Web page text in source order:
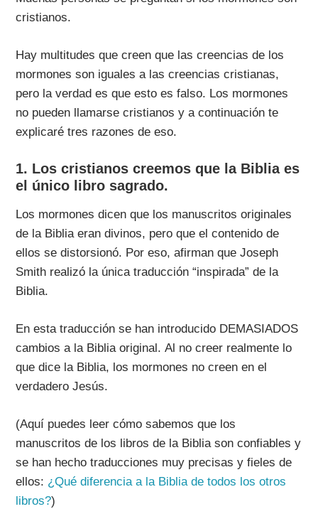
cristianos.
Hay multitudes que creen que las creencias de los
mormones son iguales a las creencias cristianas,
pero la verdad es que esto es falso. Los mormones
no pueden llamarse cristianos y a continuación te
explicaré tres razones de eso.
1. Los cristianos creemos que la Biblia es
el único libro sagrado.
Los mormones dicen que los manuscritos originales
de la Biblia eran divinos, pero que el contenido de
ellos se distorsionó. Por eso, afirman que Joseph
Smith realizó la única traducción “inspirada” de la
Biblia.
En esta traducción se han introducido DEMASIADOS
cambios a la Biblia original. Al no creer realmente lo
que dice la Biblia, los mormones no creen en el
verdadero Jesús.
(Aquí puedes leer cómo sabemos que los
manuscritos de los libros de la Biblia son confiables y
se han hecho traducciones muy precisas y fieles de
ellos: ¿Qué diferencia a la Biblia de todos los otros
libros?)